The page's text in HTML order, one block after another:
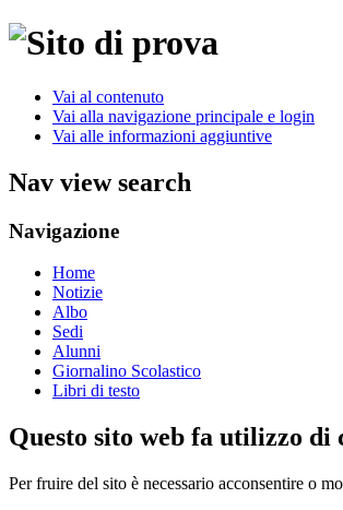
Vai al contenuto
Vai alla navigazione principale e login
Vai alle informazioni aggiuntive
Nav view search
Navigazione
Home
Notizie
Albo
Sedi
Alunni
Giornalino Scolastico
Libri di testo
Questo sito web fa utilizzo
Per fruire del sito è necessario acconsentire o